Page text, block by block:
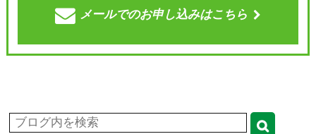
メールでのお申し込みはこちら